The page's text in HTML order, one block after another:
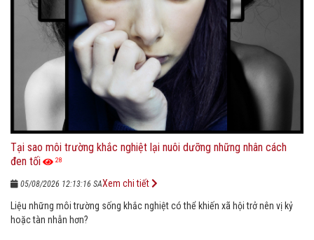
Tại sao môi trường khắc nghiệt lại nuôi dưỡng những nhân cách
đen tối
28
05/08/2026 12:13:16 SA
Liệu những môi trường sống khắc nghiệt có thể khiến xã hội trở nên vị kỷ
hoặc tàn nhẫn hơn?
Xem chi tiết